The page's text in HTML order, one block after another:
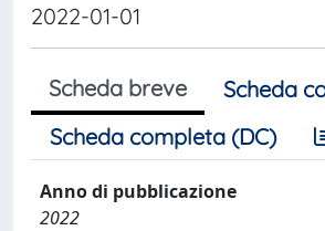
2022-01-01
Scheda breve
Scheda
Scheda completa (DC)
Anno di pubblicazione
2022